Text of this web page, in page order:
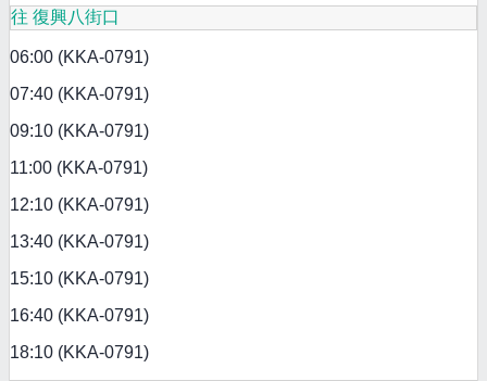
往 復興八街口
06:00 (KKA-0791)
07:40 (KKA-0791)
09:10 (KKA-0791)
11:00 (KKA-0791)
12:10 (KKA-0791)
13:40 (KKA-0791)
15:10 (KKA-0791)
16:40 (KKA-0791)
18:10 (KKA-0791)